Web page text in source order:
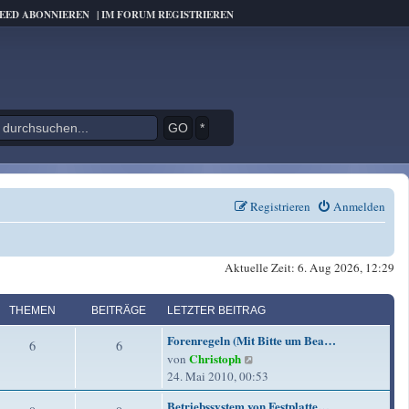
ABONNIEREN |IM FORUM REGISTRIEREN
*
Anmelden
Registrieren
Aktuelle Zeit: 6. Aug 2026, 12:29
THEMEN BEITRÄGE LETZTER BEITRAG
6T
6B
L
e
t
z
t
Forenregeln (Mit Bitte um Bea…
von Christoph
e
u
24. Mai 2010, 00:53
L